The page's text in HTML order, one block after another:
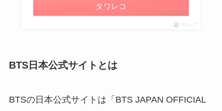
タワレコ
ポチップ
BTS日本公式サイトとは
BTSの日本公式サイトは「BTS JAPAN OFFICIAL